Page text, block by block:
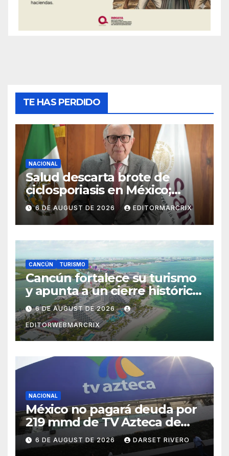
TE HAS PERDIDO
NACIONAL
Salud descarta brote de
ciclosporiasis en México;
confirma 33 casos en 13
estados
6 DE AUGUST DE 2026 EDITORMARCRIX
CANCÚN TURISMO
Cancún fortalece su turismo
y apunta a un cierre histórico
en 2026
6 DE AUGUST DE 2026
EDITORWEBMARCRIX
NACIONAL
México no pagará deuda por
219 mmd de TV Azteca de
Salinas Pliego en arbitraje
internacional
6 DE AUGUST DE 2026 DARSET RIVERO